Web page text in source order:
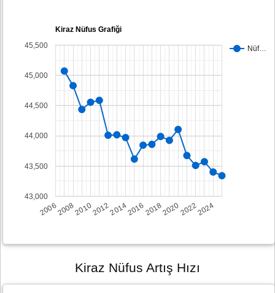
Kiraz Nüfus Grafiği
Nüf…
2006200820102012201420162018202020222024
43,000
43,500
44,000
44,500
45,000
45,500
Kiraz Nüfus Artış Hızı